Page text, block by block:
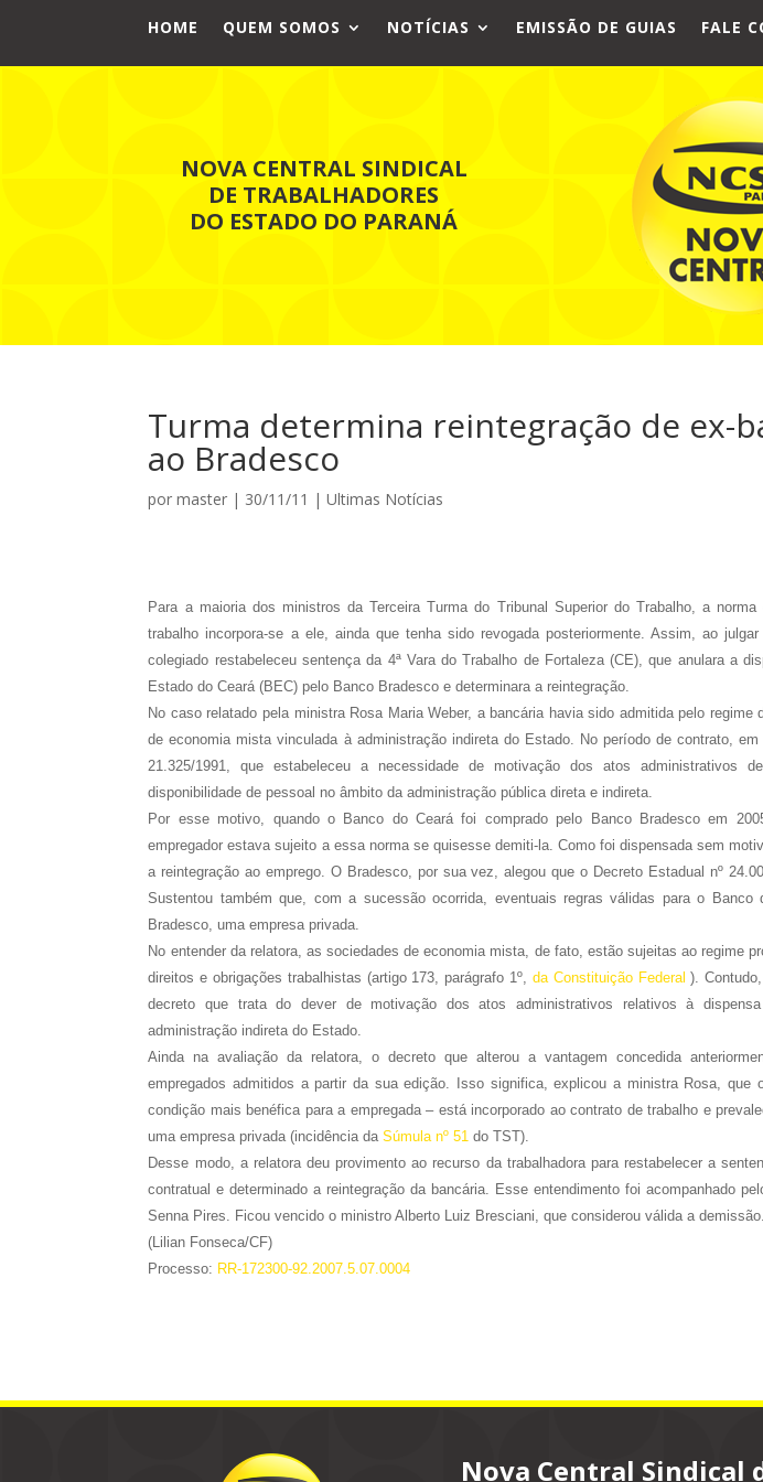
HOME QUEM SOMOS NOTÍCIAS EMISSÃO DE GUIAS FALE
NOVA CENTRAL SINDICAL
DE TRABALHADORES
DO ESTADO DO PARANÁ
Turma determina reintegração de ex-
ao Bradesco
pormaster | 30/11/11 |Ultimas Notícias
Para a maioria dos ministros da Terceira Turma do Tribunal Superior do Trabalho, a
trabalho incorpora-se a ele, ainda que tenha sido revogada posteriormente. Assim, ao
colegiado restabeleceu sentença da 4ª Vara do Trabalho de Fortaleza (CE), que anulara a
Estado do Ceará (BEC) pelo Banco Bradesco e determinara a reintegração.
No caso relatado pela ministra Rosa Maria Weber, a bancária havia sido admitida pelo regime
de economia mista vinculada à administração indireta do Estado. No período de contrato,
21.325/1991, que estabeleceu a necessidade de motivação dos atos administrativos
disponibilidade de pessoal no âmbito da administração pública direta e indireta.
Por esse motivo, quando o Banco do Ceará foi comprado pelo Banco Bradesco em
empregador estava sujeito a essa norma se quisesse demiti-la. Como foi dispensada sem
a reintegração ao emprego. O Bradesco, por sua vez, alegou que o Decreto Estadual nº
Sustentou também que, com a sucessão ocorrida, eventuais regras válidas para o
Bradesco, uma empresa privada.
No entender da relatora, as sociedades de economia mista, de fato, estão sujeitas ao regime
direitos e obrigações trabalhistas (artigo 173, parágrafo 1º, da Constituição Federal ).
decreto que trata do dever de motivação dos atos administrativos relativos à
administração indireta do Estado.
Ainda na avaliação da relatora, o decreto que alterou a vantagem concedida
empregados admitidos a partir da sua edição. Isso significa, explicou a ministra Rosa,
condição mais benéfica para a empregada – está incorporado ao contrato de trabalho e
uma empresa privada (incidência daSúmula nº 51 do TST).
Desse modo, a relatora deu provimento ao recurso da trabalhadora para restabelecer a
contratual e determinado a reintegração da bancária. Esse entendimento foi acompanhado
Senna Pires. Ficou vencido o ministro Alberto Luiz Bresciani, que considerou válida a demissão.
(Lilian Fonseca/CF)
Processo: RR-172300-92.2007.5.07.0004
Nova Central Sindical